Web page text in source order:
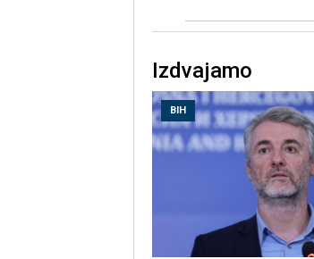
Izdvajamo
BIH